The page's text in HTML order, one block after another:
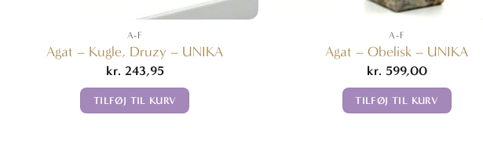
A-F
Agat – Kugle, Druzy – UNIKA
kr. 243,95
TILFØJ TIL KURV
A-F
Agat – Obelisk – UNIKA
kr. 599,00
TILFØJ TIL KURV